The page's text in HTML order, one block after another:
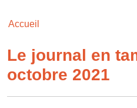
Accueil
Le journal en
octobre 2021